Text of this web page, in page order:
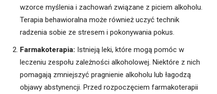
wzorce myślenia i zachowań związane z piciem alkoholu.
Terapia behawioralna może również uczyć technik
radzenia sobie ze stresem i pokonywania pokus.
Farmakoterapia: Istnieją leki, które mogą pomóc w
leczeniu zespołu zależności alkoholowej. Niektóre z nich
pomagają zmniejszyć pragnienie alkoholu lub łagodzą
objawy abstynencji. Przed rozpoczęciem farmakoterapii